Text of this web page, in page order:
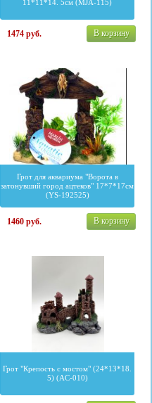
11*11*14. 5см (MJA-115)
1474руб. В корзину
Грот для аквариума "Ворота в
затонувший город ацтеков" 17*7*17см
(YS-192525)
1460руб. В корзину
Грот "Крепость с мостом" (24*13*18.
5) (AC-010)